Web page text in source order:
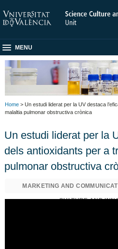
MENU
Home > Un estudi liderat per la UV destaca
malaltia pulmonar obstructiva crònica
Un estudi liderat per la
dels antioxidants per a
pulmonar obstructiva
MARKETING AND
CULTURE AND